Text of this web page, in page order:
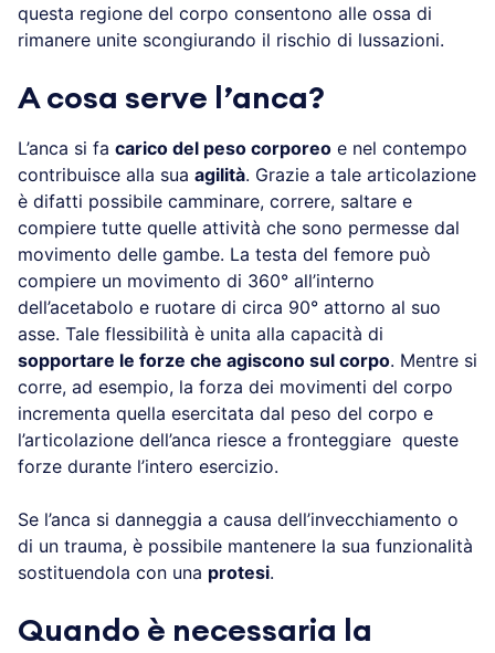
questa regione del corpo consentono alle ossa di
rimanere unite scongiurando il rischio di lussazioni.
A cosa serve l’anca?
L’anca si fa carico del peso corporeo e nel contempo
contribuisce alla sua agilità. Grazie a tale articolazione
è difatti possibile camminare, correre, saltare e
compiere tutte quelle attività che sono permesse dal
movimento delle gambe. La testa del femore può
compiere un movimento di 360° all’interno
dell’acetabolo e ruotare di circa 90° attorno al suo
asse. Tale flessibilità è unita alla capacità di
sopportare le forze che agiscono sul corpo. Mentre si
corre, ad esempio, la forza dei movimenti del corpo
incrementa quella esercitata dal peso del corpo e
l’articolazione dell’anca riesce a fronteggiare queste
forze durante l’intero esercizio.
Se l’anca si danneggia a causa dell’invecchiamento o
di un trauma, è possibile mantenere la sua funzionalità
sostituendola con una protesi.
Quando è necessaria la